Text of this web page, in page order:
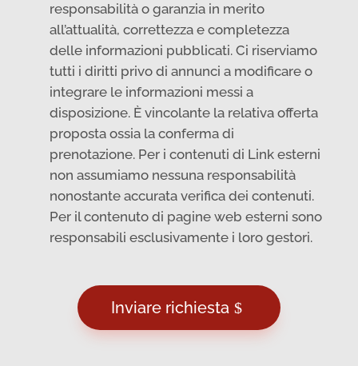
responsabilità o garanzia in merito
all’attualità, correttezza e completezza
delle informazioni pubblicati. Ci riserviamo
tutti i diritti privo di annunci a modificare o
integrare le informazioni messi a
disposizione. È vincolante la relativa offerta
proposta ossia la conferma di
prenotazione. Per i contenuti di Link esterni
non assumiamo nessuna responsabilità
nonostante accurata verifica dei contenuti.
Per il contenuto di pagine web esterni sono
responsabili esclusivamente i loro gestori.
Inviare richiesta